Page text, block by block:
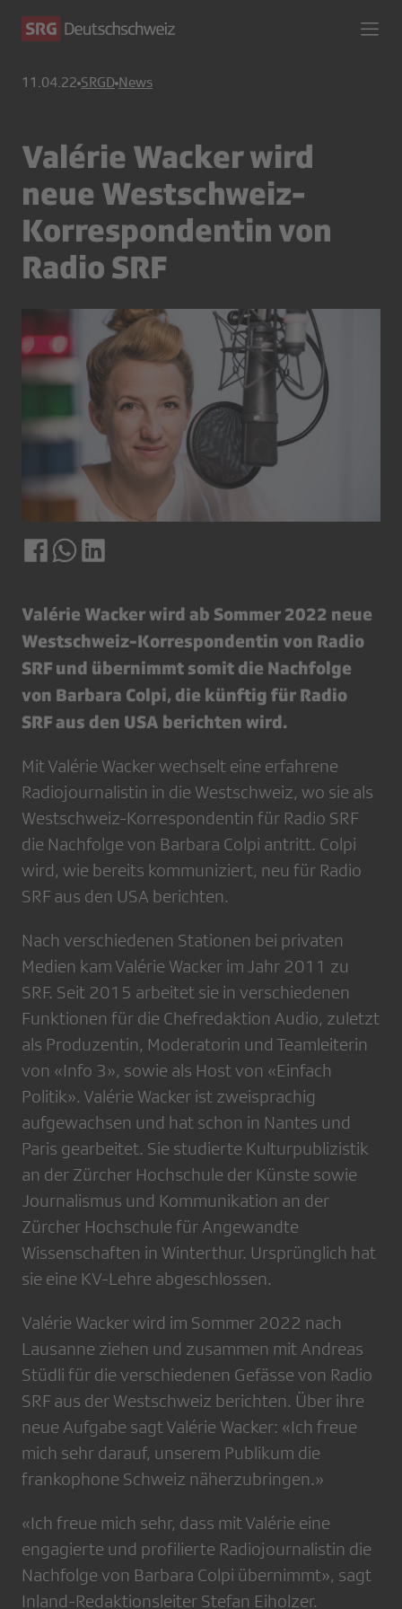
11.04.22 SRGD News
Valérie Wacker wird
neue Westschweiz-
Korrespondentin von
Radio SRF
Valérie Wacker wird ab Sommer 2022 neue
Westschweiz-Korrespondentin von Radio
SRF und übernimmt somit die Nachfolge
von Barbara Colpi, die künftig für Radio
SRF aus den USA berichten wird.
Mit Valérie Wacker wechselt eine erfahrene
Radiojournalistin in die Westschweiz, wo sie als
Westschweiz-Korrespondentin für Radio SRF
die Nachfolge von Barbara Colpi antritt. Colpi
wird, wie bereits kommuniziert, neu für Radio
SRF aus den USA berichten.
Nach verschiedenen Stationen bei privaten
Medien kam Valérie Wacker im Jahr 2011 zu
SRF. Seit 2015 arbeitet sie in verschiedenen
Funktionen für die Chefredaktion Audio, zuletzt
als Produzentin, Moderatorin und Teamleiterin
von «Info 3», sowie als Host von «Einfach
Politik». Valérie Wacker ist zweisprachig
aufgewachsen und hat schon in Nantes und
Paris gearbeitet. Sie studierte Kulturpublizistik
an der Zürcher Hochschule der Künste sowie
Journalismus und Kommunikation an der
Zürcher Hochschule für Angewandte
Wissenschaften in Winterthur. Ursprünglich hat
sie eine KV-Lehre abgeschlossen.
Valérie Wacker wird im Sommer 2022 nach
Lausanne ziehen und zusammen mit Andreas
Stüdli für die verschiedenen Gefässe von Radio
SRF aus der Westschweiz berichten. Über ihre
neue Aufgabe sagt Valérie Wacker: «Ich freue
mich sehr darauf, unserem Publikum die
frankophone Schweiz näherzubringen.»
«Ich freue mich sehr, dass mit Valérie eine
engagierte und profilierte Radiojournalistin die
Nachfolge von Barbara Colpi übernimmt», sagt
Inland-Redaktionsleiter Stefan Eiholzer.